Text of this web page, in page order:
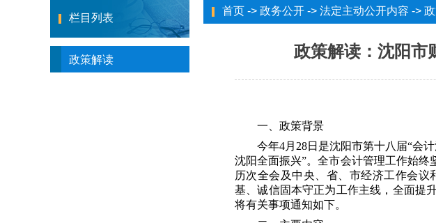
栏目列表
政策解读
首页 -> 政务公开 -> 法定主动公开内容 ->
政策解读：沈阳市
一、政策背景
今年4月 28日是沈阳市第十八届“会
沈阳全面振兴”。全市会计管理工作始终
历次全会及中央、省、市经济工作会议
基、诚信固本守正为工作主线，全面提
将有关事项通知如下。